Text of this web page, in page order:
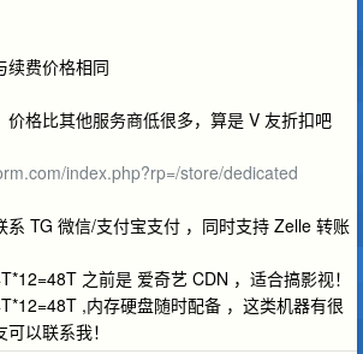
续费价格相同
价格比其他服务商低很多，算是 V 友折扣吧
index.php?rp=/store/dedicated
系 TG 微信/支付宝支付 ，同时支持 Zelle 转账
之前是 爱奇艺 CDN ，适合搞影视！
,内存硬盘随时配备 ，这类机器有很
以联系我！